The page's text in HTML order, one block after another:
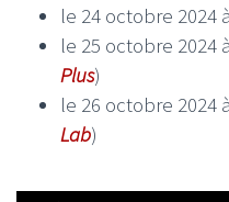
le 24 octobre 2024
le 25 octobre 2024
Plus)
le 26 octobre 2024
Lab)